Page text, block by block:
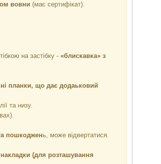
вовни (має сертифікат).
на застібку - «блискавка» з
планки, що дає додаьковий
та низу.
пошкоджень, може відвертатися.
(для розташування